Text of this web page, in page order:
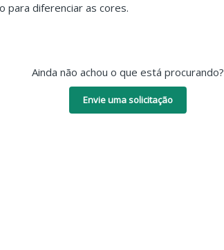
para diferenciar as cores.
Ainda não achou o que está procurando?
Envie uma solicitação